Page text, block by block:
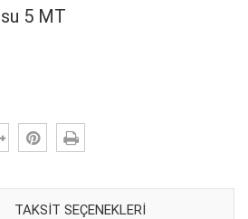
5 MT
TAKSIT SEÇENEKLERI